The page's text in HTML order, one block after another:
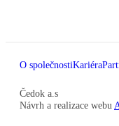
O společnostiKariéra
Čedok a.s
Návrh a realizace webu